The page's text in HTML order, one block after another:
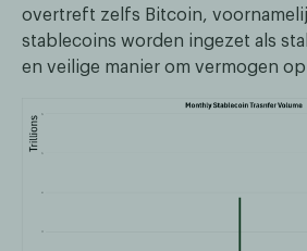
overtreft zelfs Bitcoin,
stablecoins worden ingezet als
en veilige manier om vermogen op